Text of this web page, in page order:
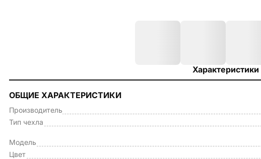
Характеристики
ОБЩИЕ ХАРАКТЕРИСТИКИ
Производитель
Тип чехла
Модель
Цвет